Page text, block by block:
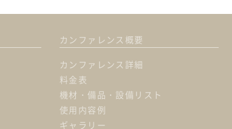
カンファレンス概要
カンファレンス詳細
料金表
機材・備品・設備リスト
使用内容例
ギャラリー